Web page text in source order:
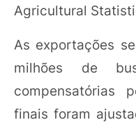
Agricultural
As exportações
milhões de
compensatórias
finais foram